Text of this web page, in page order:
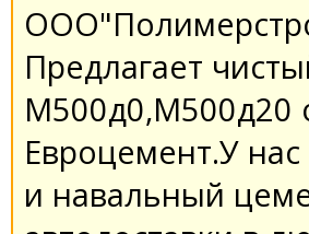
Предлагает
М500д0,М500д20
Евроцемент.У
и навальный